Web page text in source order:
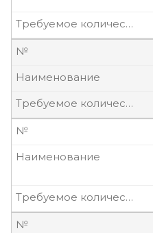
Требуемое количество, шт
№
Наименование
Требуемое количество, шт
№
Наименование
Требуемое количество, шт
№